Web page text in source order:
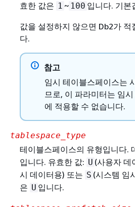
효한 값은 1 ~ 100 입니다. 기본
값을 설정하지 않으면 Db2가 적
다.
참고
임시 테이블스페이스는
므로, 이 파라미터는 임
에 적용할 수 없습니다.
tablespace_type
테이블스페이스의 유형입니다.
입니다. 유효한 값: U (사용자 데
시 데이터용) 또는 S (시스템 임
은 U 입니다.